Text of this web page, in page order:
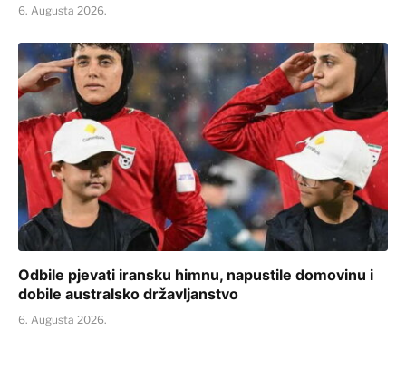
6. Augusta 2026.
Odbile pjevati iransku himnu, napustile domovinu i
dobile australsko državljanstvo
6. Augusta 2026.